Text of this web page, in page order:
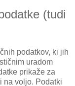
(tudi
podatkov, ki jih
uradom
prikaže za
na voljo. Podatki